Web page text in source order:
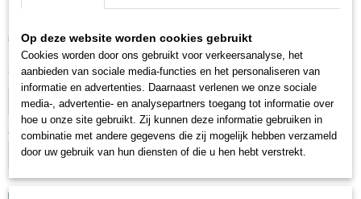
€ 75,00 (inclusief btw 21%)
Voordeel verpakking
Op deze website worden cookies gebruikt
Cookies worden door ons gebruikt voor verkeersanalyse, het
aanbieden van sociale media-functies en het personaliseren van
informatie en advertenties. Daarnaast verlenen we onze sociale
media-, advertentie- en analysepartners toegang tot informatie over
hoe u onze site gebruikt. Zij kunnen deze informatie gebruiken in
combinatie met andere gegevens die zij mogelijk hebben verzameld
door uw gebruik van hun diensten of die u hen hebt verstrekt.